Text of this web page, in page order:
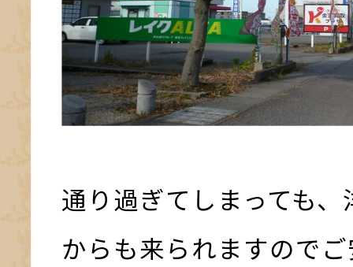
通り過ぎてしまっても
からも来られますので